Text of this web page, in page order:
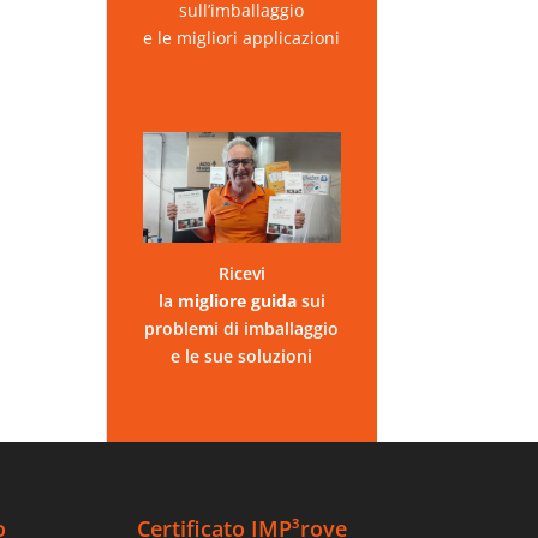
sull’imballaggio
e le migliori applicazioni
Ricevi
la migliore guidasui
problemi di imballaggio
e le sue soluzioni
Certificato IMP³rove